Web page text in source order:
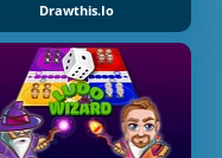
Drawthis.io